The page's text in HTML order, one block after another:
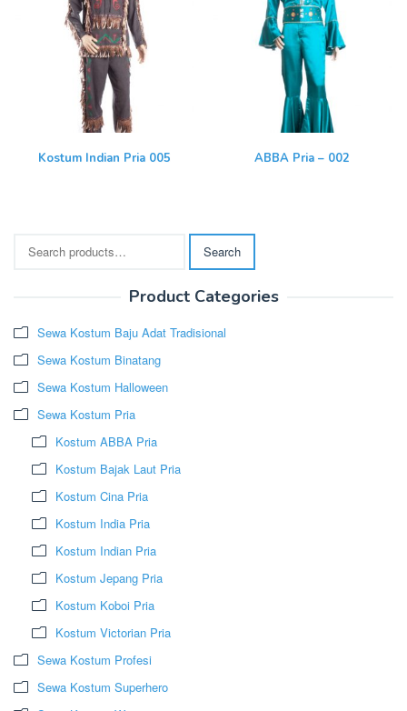
Kostum Indian Pria 005 ABBA Pria – 002
for:
Search
Product Categories
Sewa Kostum Baju Adat Tradisional
Sewa Kostum Binatang
Sewa Kostum Halloween
Sewa Kostum Pria
Kostum ABBA Pria
Kostum Bajak Laut Pria
Kostum Cina Pria
Kostum India Pria
Kostum Indian Pria
Kostum Jepang Pria
Kostum Koboi Pria
Kostum Victorian Pria
Sewa Kostum Profesi
Sewa Kostum Superhero